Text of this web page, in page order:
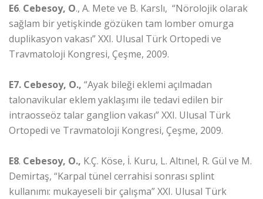
E6. Cebesoy, O., A. Mete ve B. Karslı, “Nörolojik olarak
sağlam bir yetişkinde gözüken tam lomber omurga
duplikasyon vakası” XXI. Ulusal Türk Ortopedi ve
Travmatoloji Kongresi, Çeşme, 2009.
E7. Cebesoy, O., “Ayak bileği eklemi açılmadan
talonavikular eklem yaklaşımı ile tedavi edilen bir
intraosseöz talar ganglion vakası” XXI. Ulusal Türk
Ortopedi ve Travmatoloji Kongresi, Çeşme, 2009.
E8. Cebesoy, O., K.Ç. Köse, İ. Kuru, L. Altınel, R. Gül ve M.
Demirtaş, “Karpal tünel cerrahisi sonrası splint
kullanımı: mukayeseli bir çalışma” XXI. Ulusal Türk